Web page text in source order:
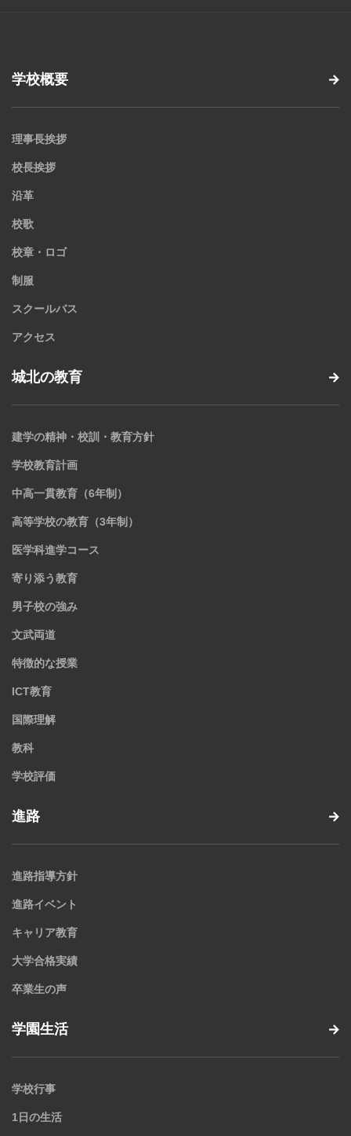
学校概要
理事長挨拶
校長挨拶
沿革
校歌
校章・ロゴ
制服
スクールバス
アクセス
城北の教育
建学の精神・校訓・教育方針
学校教育計画
中高一貫教育（6年制）
高等学校の教育（3年制）
医学科進学コース
寄り添う教育
男子校の強み
文武両道
特徴的な授業
ICT教育
国際理解
教科
学校評価
進路
進路指導方針
進路イベント
キャリア教育
大学合格実績
卒業生の声
学園生活
学校行事
1日の生活